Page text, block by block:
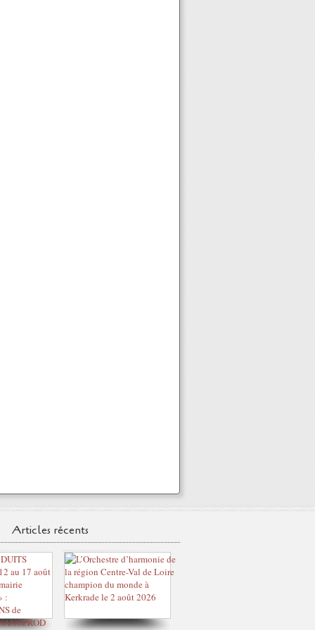
Articles récents